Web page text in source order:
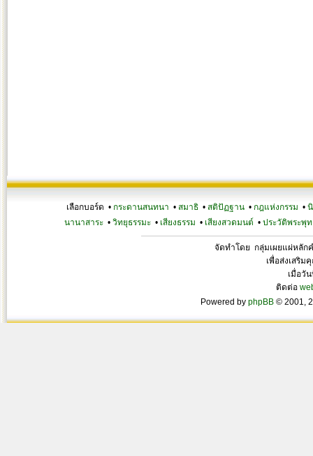
เลือกบอร์ด • กระดานสนทนา • สมาธิ • สติปัฏฐาน • กฎแห่งกรรม •
นานาสาระ• วิทยุธรรมะ• เสียงธรรม • เสียงสวดมนต์ • ประวัติพระพุท
จัดทำโดย กลุ่มเผยแผ่หลัก
เพื่อส่งเสริม
เมื่อวั
ติดต่อ
Powered by phpBB © 2001,